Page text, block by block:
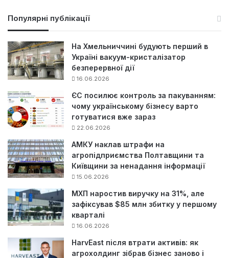
Популярні публікації
На Хмельниччині будують перший в
Україні вакуум-кристалізатор
безперервної дії
16.06.2026
ЄС посилює контроль за пакуванням:
чому українському бізнесу варто
готуватися вже зараз
22.06.2026
АМКУ наклав штрафи на
агропідприємства Полтавщини та
Київщини за ненадання інформації
15.06.2026
МХП наростив виручку на 31%, але
зафіксував $85 млн збитку у першому
кварталі
16.06.2026
HarvEast після втрати активів: як
агрохолдинг зібрав бізнес заново і